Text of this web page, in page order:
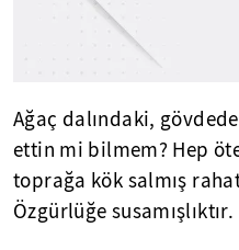
Ağaç dalındaki,
ettin mi bilmem? Hep
toprağa kök salmış
Özgürlüğe susamışlıktır.